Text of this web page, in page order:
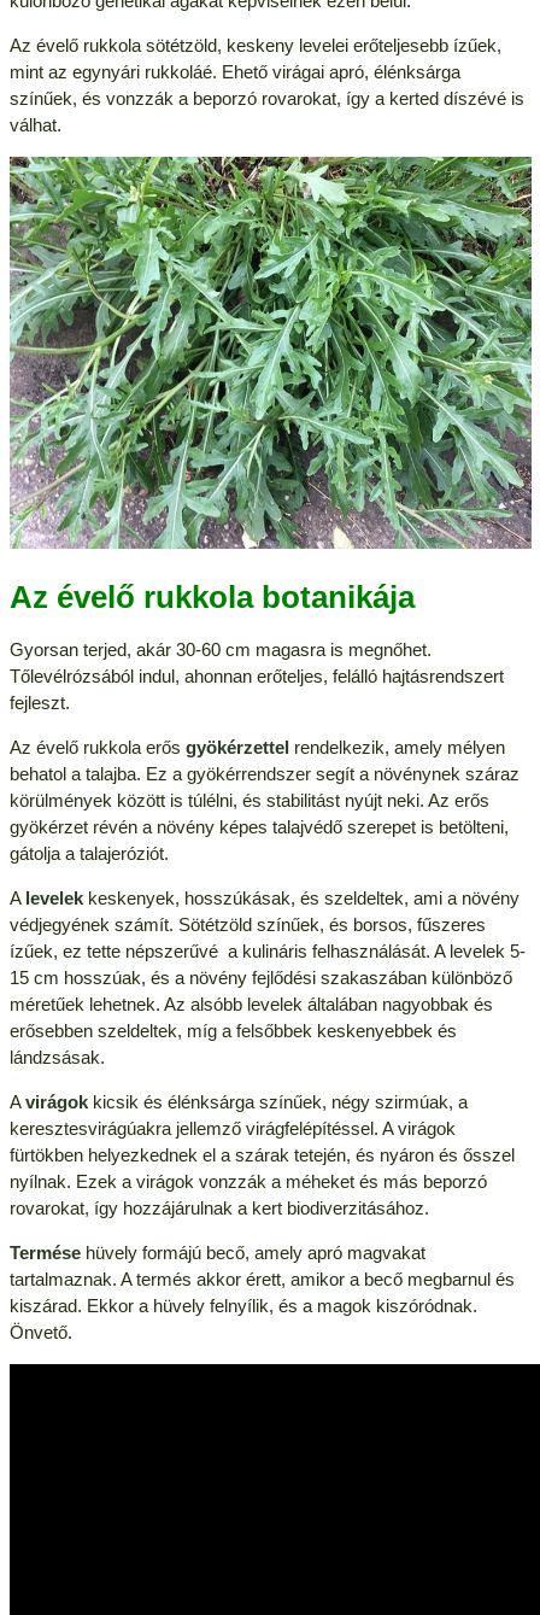
Az évelő rukkola sötétzöld, keskeny levelei erőteljesebb ízűek,
mint az egynyári rukkoláé. Ehető virágai apró, élénksárga
színűek, és vonzzák a beporzó rovarokat, így a kerted díszévé is
válhat.
Az évelő rukkola botanikája
Gyorsan terjed, akár 30-60 cm magasra is megnőhet.
Tőlevélrózsából indul, ahonnan erőteljes, felálló hajtásrendszert
fejleszt.
Az évelő rukkola erős gyökérzettelrendelkezik, amely mélyen
behatol a talajba. Ez a gyökérrendszer segít a növénynek száraz
körülmények között is túlélni, és stabilitást nyújt neki. Az erős
gyökérzet révén a növény képes talajvédő szerepet is betölteni,
gátolja a talajeróziót.
A levelekkeskenyek, hosszúkásak, és szeldeltek, ami a növény
védjegyének számít. Sötétzöld színűek, és borsos, fűszeres
ízűek, ez tette népszerűvé a kulináris felhasználását. A levelek 5-
15 cm hosszúak, és a növény fejlődési szakaszában különböző
méretűek lehetnek. Az alsóbb levelek általában nagyobbak és
erősebben szeldeltek, míg a felsőbbek keskenyebbek és
lándzsásak.
Avirágokkicsik és élénksárga színűek, négy szirmúak, a
keresztesvirágúakra jellemző virágfelépítéssel. A virágok
fürtökben helyezkednek el a szárak tetején, és nyáron és ősszel
nyílnak. Ezek a virágok vonzzák a méheket és más beporzó
rovarokat, így hozzájárulnak a kert biodiverzitásához.
Termésehüvely formájú becő, amely apró magvakat
tartalmaznak. A termés akkor érett, amikor a becő megbarnul és
kiszárad. Ekkor a hüvely felnyílik, és a magok kiszóródnak.
Önvető.